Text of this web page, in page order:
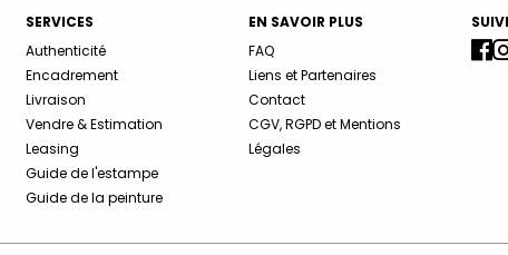
SERVICES
Authenticité
Encadrement
Livraison
Vendre & Estimation
Leasing
Guide de l'estampe
Guide de la peinture
EN SAVOIR PLUS
FAQ
Liens et Partenaires
Contact
CGV, RGPD et Mentions
Légales